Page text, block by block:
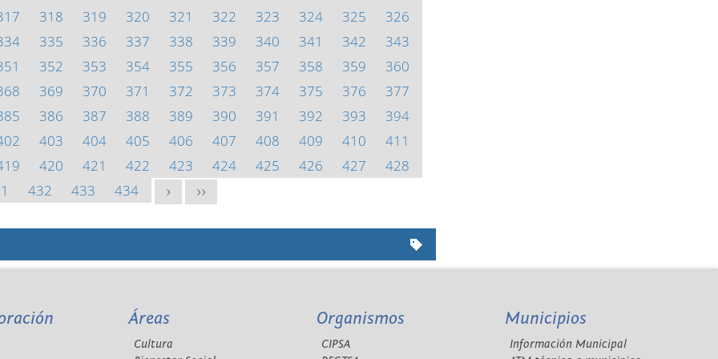
318 319 320 321 322 323 324 325
326
335 336 337 338 339 340 341 342
343
352 353 354 355 356 357 358 359
360
369 370 371 372 373 374 375 376
377
386 387 388 389 390 391 392 393
394
403 404 405 406 407 408 409 410
411
420 421 422 423 424 425 426 427
428
432 433 434 > >>
Áreas
Cultura
Organismos
CIPSA
Municipios
Información Municipal